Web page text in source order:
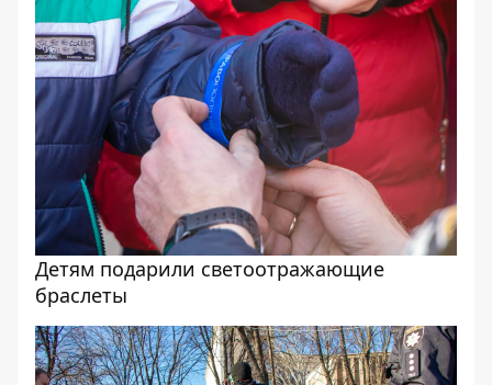
Детям подарили светоотражающие
браслеты